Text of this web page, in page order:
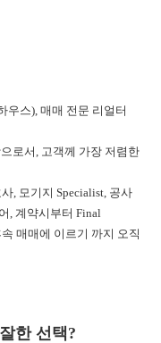
우스), 매매 전문 리얼터
로서, 고객께 가장 저렴한
, 모기지 Specialist, 공사
, 계약시부터 Final
매매에 이르기 까지 오직
한 선택?